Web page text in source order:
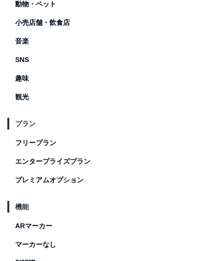
動物・ペット
小売店舗・飲食店
音楽
SNS
趣味
観光
プラン
フリープラン
エンタープライズプラン
プレミアムオプション
機能
ARマーカー
マーカーなし